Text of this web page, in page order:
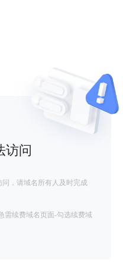
访问
，请域名所有人及时完成
需续费域名页面-勾选续费域